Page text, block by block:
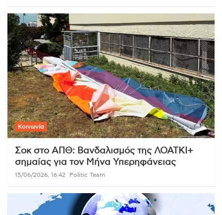
Κοινωνία
Σοκ στο ΑΠΘ: Βανδαλισμός της ΛΟΑΤΚΙ+
σημαίας για τον Μήνα Υπερηφάνειας
15/06/2026, 16:42 Politic Team